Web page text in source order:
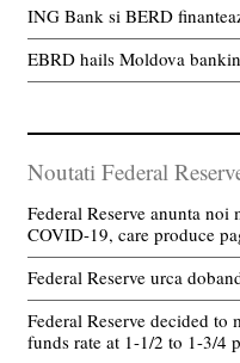
ING Bank si BERD
EBRD hails Moldova
Noutati Federal
Federal Reserve anunta
COVID-19, care produce
Federal Reserve urca
Federal Reserve decided to
funds rate at 1-1/2 to 1-3/4